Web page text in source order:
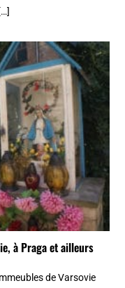
à Praga et ailleurs
de Varsovie